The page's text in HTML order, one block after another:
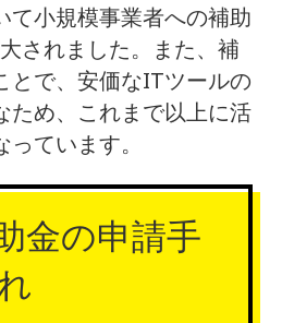
て小規模事業者への補助
されました。また、補
とで、安価なITツールの
ため、これまで以上に活
ています。
金の申請手